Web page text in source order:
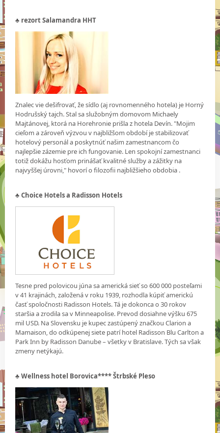
♣ rezort Salamandra HHT
Znalec vie dešifrovať, že sídlo (aj rovnomenného hotela) je Horný
Hodrušský tajch. Stal sa služobným domovom Michaely
Majtánovej, ktorá na Horehronie prišla z hotela Devín. "Mojim
cieľom a zároveň výzvou v najbližšom období je stabilizovať
hotelový personál a poskytnúť našim zamestnancom čo
najlepšie zázemie pre ich fungovanie. Len spokojní zamestnanci
totiž dokážu hosťom prinášať kvalitné služby a zážitky na
najvyššej úrovni," hovorí o filozofii najbližšieho obdobia .
♣ Choice Hotels a Radisson Hotels
Tesne pred polovicou júna sa americká sieť so 600 000 posteľami
v 41 krajinách, založená v roku 1939, rozhodla kúpiť americkú
časť spoločnosti Radisson Hotels. Tá je dokonca o 30 rokov
staršia a zrodila sa v Minneapolise. Prevod dosiahne výšku 675
mil USD. Na Slovensku je kupec zastúpený značkou Clarion a
Mamaison, do odkúpenej siete patrí hotel Radisson Blu Carlton a
Park Inn by Radisson Danube – všetky v Bratislave. Tých sa však
zmeny netýkajú.
♣ Wellness hotel Borovica**** Štrbské Pleso